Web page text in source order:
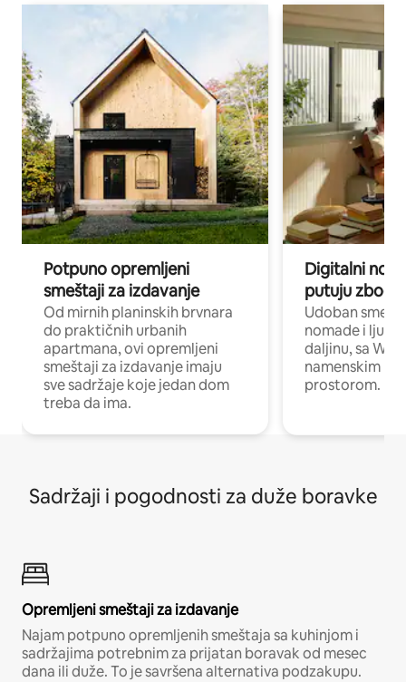
Potpuno opremljeni
smeštaji za izdavanje
Od mirnih planinskih brvnara
do praktičnih urbanih
apartmana, ovi opremljeni
smeštaji za izdavanje imaju
sve sadržaje koje jedan dom
treba da ima.
Digitalni
putuju zbog
Udoban
nomade i ljude
daljinu, sa Wi-
namenskim
prostorom.
Sadržaji i pogodnosti za duže boravke
Opremljeni smeštaji za izdavanje
Najam potpuno opremljenih smeštaja sa kuhinjom i
sadržajima potrebnim za prijatan boravak od mesec
dana ili duže. To je savršena alternativa podzakupu.